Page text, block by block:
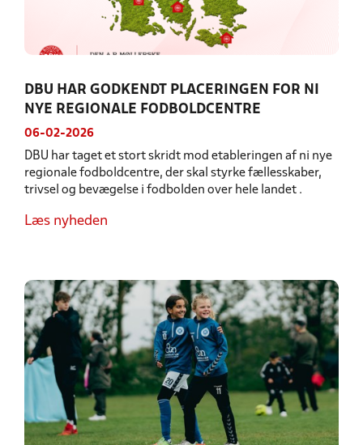
DBU HAR GODKENDT PLACERINGEN FOR NI
NYE REGIONALE FODBOLDCENTRE
06-02-2026
DBU har taget et stort skridt mod etableringen af ni nye
regionale fodboldcentre, der skal styrke fællesskaber,
trivsel og bevægelse i fodbolden over hele landet .
Læs nyheden